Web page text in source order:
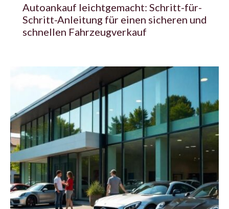
Autoankauf leichtgemacht: Schritt-für-
Schritt-Anleitung für einen sicheren und
schnellen Fahrzeugverkauf